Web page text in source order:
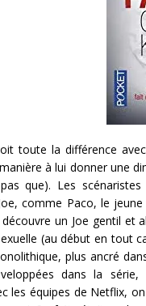
toute la différence
à lui donner une
que). Les
comme Paco, le
découvre un Joe gentil et
(au début en tout
plus ancré
dans la
les équipes de Netflix,